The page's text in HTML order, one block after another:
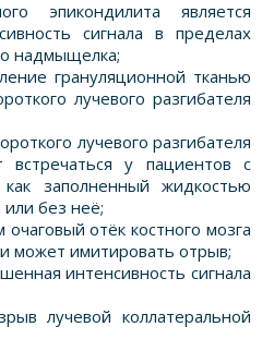
эпикондилита является
сигнала в пределах
надмыщелка;
грануляционной тканью
лучевого разгибателя
лучевого разгибателя
у пациентов с
заполненный жидкостью
без неё;
отёк костного мозга
может имитировать отрыв;
интенсивность сигнала
лучевой коллатеральной